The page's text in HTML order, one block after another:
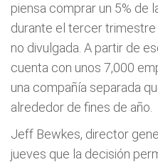
piensa comprar un 5% de
durante el tercer
no divulgada. A partir de
cuenta con unos 7,000
una compañía separada
alrededor de fines de año.
Jeff Bewkes, director
jueves que la decisión